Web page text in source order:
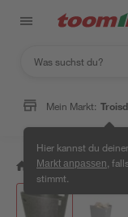
Mein Markt:
Hier kannst du
Markt anpassen ,
stimmt.
/ Bauen &